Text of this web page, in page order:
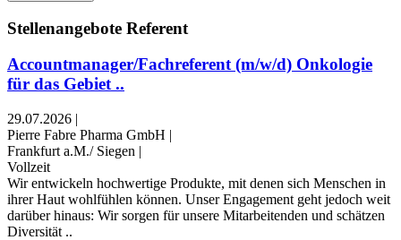
Stellenangebote Referent
Accountmanager/Fachreferent (m/w/d) Onkologie
für das Gebiet ..
29.07.2026 |
Pierre Fabre Pharma GmbH |
Frankfurt a.M./ Siegen |
Vollzeit
Wir entwickeln hochwertige Produkte, mit denen sich Menschen in
ihrer Haut wohlfühlen können. Unser Engagement geht jedoch weit
darüber hinaus: Wir sorgen für unsere Mitarbeitenden und schätzen
Diversität ..